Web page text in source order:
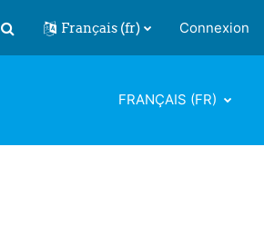
Activer/désactiver la saisie de
Français ‎(fr)‎ Connexion
FRANÇAIS ‎(FR)‎